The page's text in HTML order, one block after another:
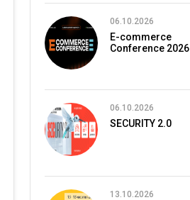
06.10.2026
E-commerce
Conference 2026
06.10.2026
SECURITY 2.0
13.10.2026